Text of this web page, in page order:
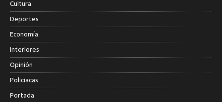
Cultura
Deportes
Economía
Interiores
Opinión
Policiacas
Portada